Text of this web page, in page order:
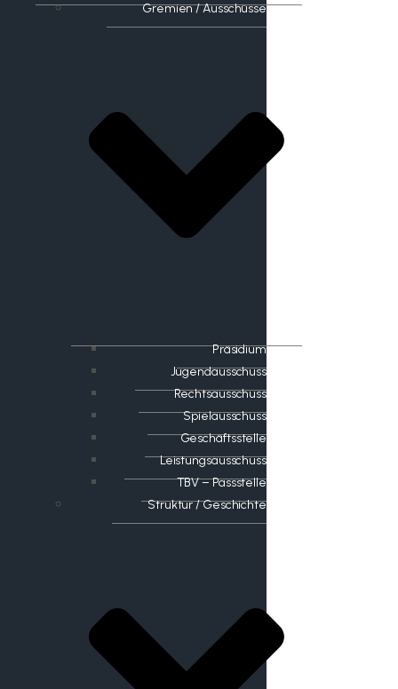
Gremien / Ausschüsse
Präsidium
Jugendausschuss
Rechtsausschuss
Spielausschuss
Geschäftsstelle
Leistungsausschuss
TBV – Passstelle
Struktur / Geschichte